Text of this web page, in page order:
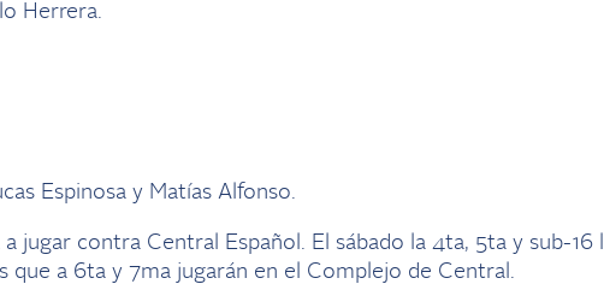
Herrera.
Espinosa y Matías Alfonso.
jugar contra Central Español. El sábado la 4ta, 5ta y sub-16
que a 6ta y 7ma jugarán en el Complejo de Central.